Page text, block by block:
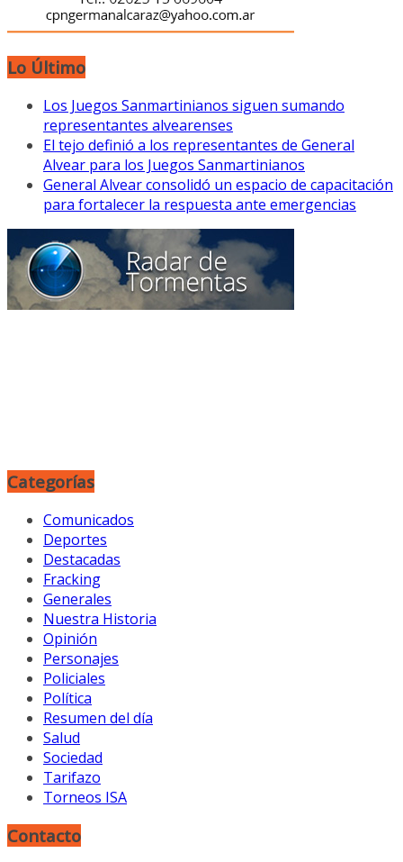
Lo Último
Los Juegos Sanmartinianos siguen sumando
representantes alvearenses
El tejo definió a los representantes de General
Alvear para los Juegos Sanmartinianos
General Alvear consolidó un espacio de capacitación
para fortalecer la respuesta ante emergencias
Categorías
Comunicados
Deportes
Destacadas
Fracking
Generales
Nuestra Historia
Opinión
Personajes
Policiales
Política
Resumen del día
Salud
Sociedad
Tarifazo
Torneos ISA
Contacto